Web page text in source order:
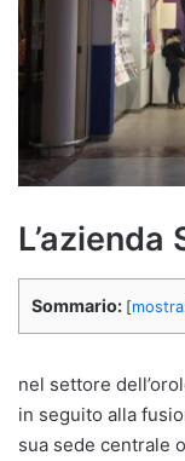
L’azienda
Sommario: [
nel settore
in seguito alla
sua sede centrale